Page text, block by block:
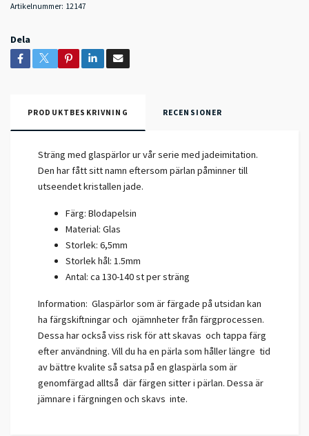
Artikelnummer: 12147
Dela
PRODUKTBESKRIVNING RECENSIONER
Sträng med glaspärlor ur vår serie med jadeimitation.
Den har fått sitt namn eftersom pärlan påminner till
utseendet kristallen jade.
Färg: Blodapelsin
Material: Glas
Storlek: 6,5mm
Storlek hål: 1.5mm
Antal: ca 130-140 st per sträng
Information: Glaspärlor som är färgade på utsidan kan
ha färgskiftningar och ojämnheter från färgprocessen.
Dessa har också viss risk för att skavas och tappa färg
efter användning. Vill du ha en pärla som håller längre tid
av bättre kvalite så satsa på en glaspärla som är
genomfärgad alltså där färgen sitter i pärlan. Dessa är
jämnare i färgningen och skavs inte.